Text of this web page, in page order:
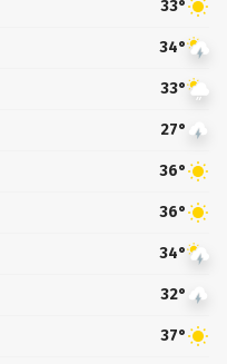
33°
34°
33°
27°
36°
36°
34°
32°
37°